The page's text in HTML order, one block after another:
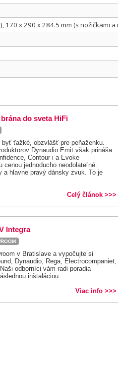
170 x 290 x 284.5 mm (s nožičkami a
do sveta HiFi
ťažké, obzvlášť pre peňaženku.
Dynaudio Emit však prináša
Contour i a Evoke
cenou jednoducho neodolateľné.
a hlavne pravý dánsky zvuk. To je
Celý článok >>>
Integra
v Bratislave a vypočujte si
Dynaudio, Rega, Electrocompaniet,
odborníci vám radi poradia
inštaláciou.
Viac info >>>